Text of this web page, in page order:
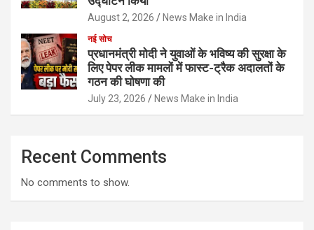
August 2, 2026 News Make in India
नई सोच
प्रधानमंत्री मोदी ने युवाओं के भविष्य की सुरक्षा के
लिए पेपर लीक मामलों में फास्ट-ट्रैक अदालतों के
गठन की घोषणा की
July 23, 2026 News Make in India
Recent Comments
No comments to show.